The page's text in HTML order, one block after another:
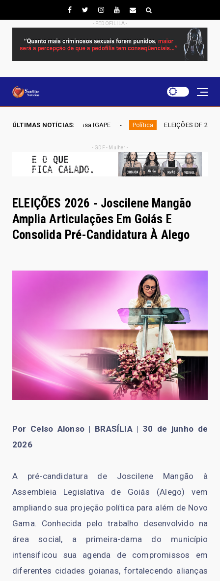
- PEDOFILILA -
ÚLTIMAS NOTÍCIAS:
IGAPE Política ELEIÇÕES DF 2026 - Mobiliza aposta em
- GDF - Mulher -
ELEIÇÕES 2026 - Joscilene Mangão
Amplia Articulações Em Goiás E
Consolida Pré-Candidatura À Alego
Por Celso Alonso | BRASÍLIA | 30 de junho de
2026
A pré-candidatura de Joscilene Mangão à
Assembleia Legislativa de Goiás (Alego) vem
ampliando sua projeção política para além de Novo
Gama. Conhecida pelo trabalho desenvolvido na
área social, a primeira-dama do município
intensificou sua agenda de compromissos em
diferentes cidades goianas, fortalecendo alianças